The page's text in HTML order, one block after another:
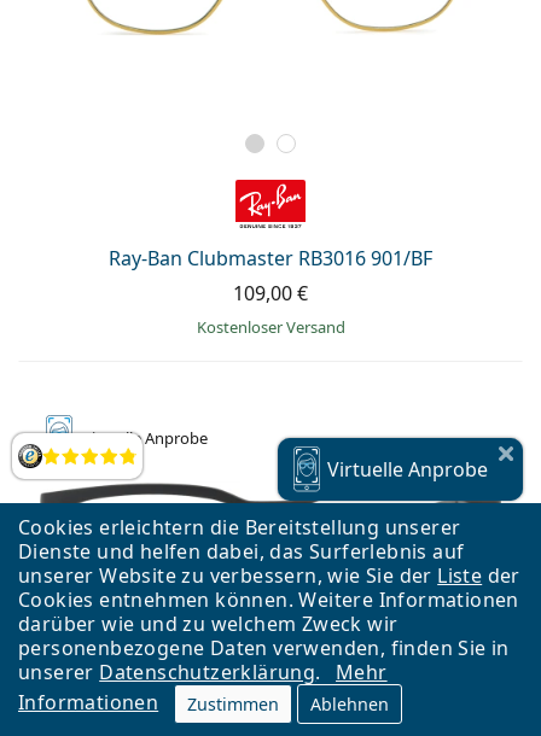
Cookies erleichtern die Bereitstellung unserer
Dienste und helfen dabei, das Surferlebnis auf
unserer Website zu verbessern, wie Sie der Liste der
Cookies entnehmen können. Weitere Informationen
darüber wie und zu welchem Zweck wir
personenbezogene Daten verwenden, finden Sie in
unserer Datenschutzerklärung.
Mehr
Informationen
Zustimmen Ablehnen
Bewertung
Ray-Ban Clubmaster RB3016 901/BF
109,00 €
Kostenloser Versand
VirtuelleAnprobe
VirtuelleAnprobe